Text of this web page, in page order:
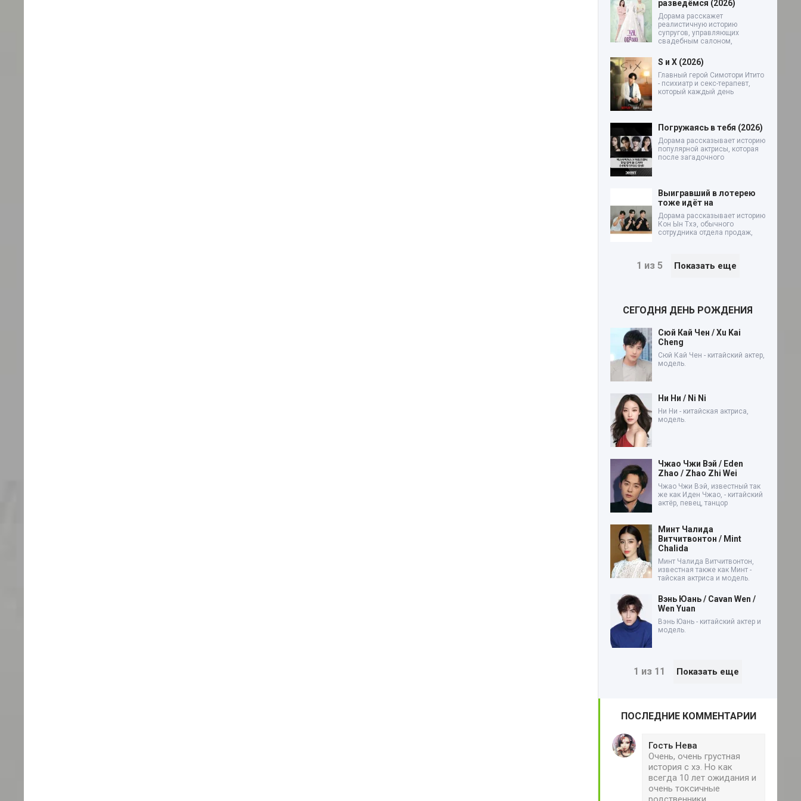
разведёмся (2026)
Дорама расскажет
реалистичную историю
супругов, управляющих
свадебным салоном,
S и X (2026)
Главный герой Симотори Итито
- психиатр и секс-терапевт,
который каждый день
Погружаясь в тебя (2026)
Дорама рассказывает историю
популярной актрисы, которая
после загадочного
Выигравший в лотерею
тоже идёт на
Дорама рассказывает историю
Кон Ын Тхэ, обычного
сотрудника отдела продаж,
1 из 5 Показать еще
СЕГОДНЯ ДЕНЬ РОЖДЕНИЯ
Сюй Кай Чен / Xu Kai
Cheng
Сюй Кай Чен - китайский актер,
модель.
Ни Ни / Ni Ni
Ни Ни - китайская актриса,
модель.
Чжао Чжи Вэй / Eden
Zhao / Zhao Zhi Wei
Чжао Чжи Вэй, известный так
же как Иден Чжао, - китайский
актёр, певец, танцор
Минт Чалида
Витчитвонтон / Mint
Chalida
Минт Чалида Витчитвонтон,
известная также как Минт -
тайская актриса и модель.
Вэнь Юань / Cavan Wen /
Wen Yuan
Вэнь Юань - китайский актер и
модель.
1 из 11 Показать еще
ПОСЛЕДНИЕ КОММЕНТАРИИ
Гость Нева
Очень, очень грустная
история с хэ. Но как
всегда 10 лет ожидания и
очень токсичные